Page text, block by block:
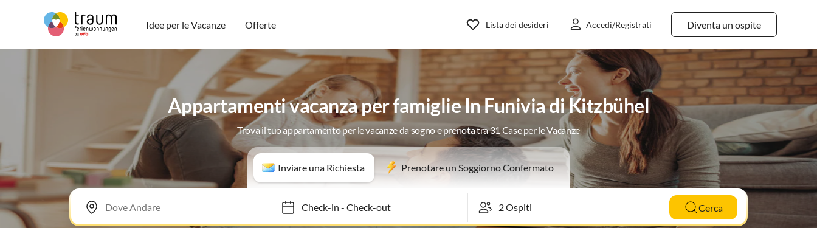
Idee per le Vacanze Offerte Diventa un ospite
Lista dei desideri Accedi/Registrati
Appartamenti vacanza per famiglie In Funivia di Kitzbühel
Trova il tuo appartamento per le vacanze da sogno e prenota tra 31 Case per le Vacanze
Inviare una Richiesta Prenotare un Soggiorno Confermato
Check-in- Check-out Cerca